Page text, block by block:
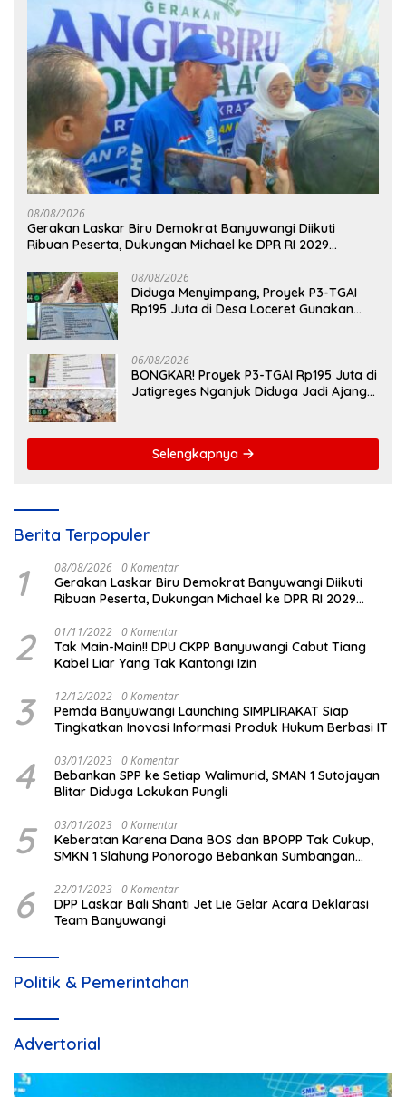
08/08/2026
Gerakan Laskar Biru Demokrat Banyuwangi Diikuti
Ribuan Peserta, Dukungan Michael ke DPR RI 2029
08/08/2026
Diduga Menyimpang, Proyek P3-TGAI
Rp195 Juta di Desa Loceret Gunakan
06/08/2026
BONGKAR! Proyek P3-TGAI Rp195 Juta di
Jatigreges Nganjuk Diduga Jadi Ajang
Selengkapnya
Berita Terpopuler
1 08/08/2026 0 Komentar
Gerakan Laskar Biru Demokrat Banyuwangi Diikuti
Ribuan Peserta, Dukungan Michael ke DPR RI 2029
2 01/11/2022 0 Komentar
Tak Main-Main!! DPU CKPP Banyuwangi Cabut Tiang
Kabel Liar Yang Tak Kantongi Izin
3 12/12/2022 0 Komentar
Pemda Banyuwangi Launching SIMPLIRAKAT Siap
Tingkatkan Inovasi Informasi Produk Hukum Berbasi IT
4 03/01/2023 0 Komentar
Bebankan SPP ke Setiap Walimurid, SMAN 1 Sutojayan
Blitar Diduga Lakukan Pungli
5 03/01/2023 0 Komentar
Keberatan Karena Dana BOS dan BPOPP Tak Cukup,
SMKN 1 Slahung Ponorogo Bebankan Sumbangan
6 22/01/2023 0 Komentar
DPP Laskar Bali Shanti Jet Lie Gelar Acara Deklarasi
Team Banyuwangi
Politik & Pemerintahan
Advertorial